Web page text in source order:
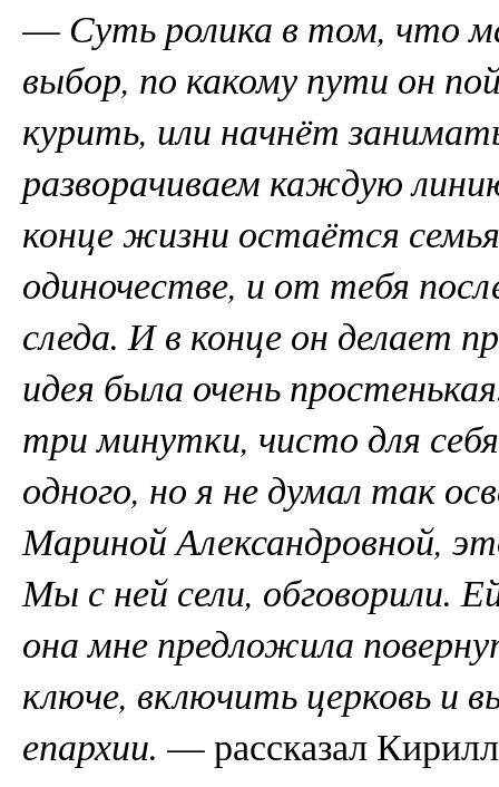
— Суть ролика в том, что
выбор, по какому пути он
курить, или начнёт
разворачиваем каждую
конце жизни остаётся
одиночестве, и от тебя
следа. И в конце он делает
идея была очень
три минутки, чисто для
одного, но я не думал так
Мариной Александровной,
Мы с ней сели, обговорили.
она мне предложила
ключе, включить церковь и
епархии. — рассказал